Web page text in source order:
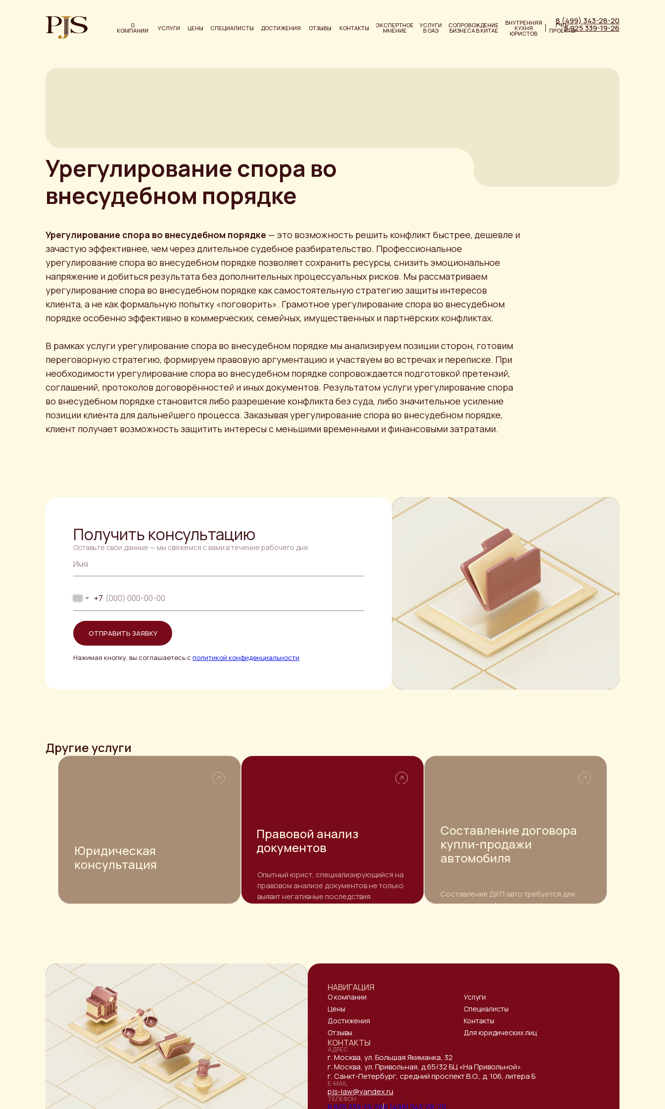
О
КОМПАНИИ УСЛУГИ ЦЕНЫ СПЕЦИАЛИСТЫ ДОСТИЖЕНИЯ ОТЗЫВЫ КОНТАКТЫ ЭКСПЕРТНОЕ
МНЕНИЕ
УСЛУГИ
В ОАЭ
СОПРОВОЖДЕНИЕ
БИЗНЕСА В КИТАЕ
ВНУТРЕННЯЯ
КУХНЯ
ЮРИСТОВ
ГЧП-
ПРОЕКТЫ
8 (499) 343-28-20
8 925 339-19-26
Урегулирование спора во
внесудебном порядке
Урегулирование спора во внесудебном порядке — это возможность решить конфликт быстрее, дешевле и
зачастую эффективнее, чем через длительное судебное разбирательство. Профессиональное
урегулирование спора во внесудебном порядке позволяет сохранить ресурсы, снизить эмоциональное
напряжение и добиться результата без дополнительных процессуальных рисков. Мы рассматриваем
урегулирование спора во внесудебном порядке как самостоятельную стратегию защиты интересов
клиента, а не как формальную попытку «поговорить». Грамотное урегулирование спора во внесудебном
порядке особенно эффективно в коммерческих, семейных, имущественных и партнёрских конфликтах.
В рамках услуги урегулирование спора во внесудебном порядке мы анализируем позиции сторон, готовим
переговорную стратегию, формируем правовую аргументацию и участвуем во встречах и переписке. При
необходимости урегулирование спора во внесудебном порядке сопровождается подготовкой претензий,
соглашений, протоколов договорённостей и иных документов. Результатом услуги урегулирование спора
во внесудебном порядке становится либо разрешение конфликта без суда, либо значительное усиление
позиции клиента для дальнейшего процесса. Заказывая урегулирование спора во внесудебном порядке,
клиент получает возможность защитить интересы с меньшими временными и финансовыми затратами.
Получить консультацию
Оставьте свои данные — мы свяжемся с вами в течение рабочего дня.
Имя
+7
ОТПРАВИТЬ ЗАЯВКУ
Нажимая кнопку, вы соглашаетесь с политикой конфиденциальности.
Другие услуги
Юридическая
консультация
Специалисты компании PJS готовы прийти
Правовой анализ
документов
Опытный юрист, специализирующийся на
правовом анализе документов не только
выявит негативные последствия
Составление договора
купли-продажи
автомобиля
Составление ДКП авто требуется для
правильного оформления сделки и
НАВИГАЦИЯ
О компании
Цены
Достижения
Отзывы
Услуги
Специалисты
Контакты
Для юридических лиц
КОНТАКТЫ
АДРЕС
г. Москва, ул. Большая Якиманка, 32
г. Москва, ул. Привольная, д.65/32 БЦ «На Привольной»
г. Санкт-Петербург, средний проспект В.О., д. 106, литера Б
E-MAIL
pjs-law@yandex.ru
ТЕЛЕФОН
8 925 339-19-268 (499) 343-28-20